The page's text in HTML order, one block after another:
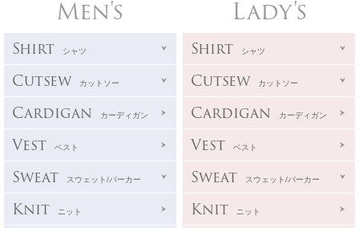
Men's
Shirt シャツ
Cutsew カットソー
Cardigan カーディガン
Vest ベスト
Sweat スウェット/パーカー
Knit ニット
Lady's
Shirt シャツ
Cutsew カットソー
Cardigan カーディガン
Vest ベスト
Sweat スウェット/パーカー
Knit ニット